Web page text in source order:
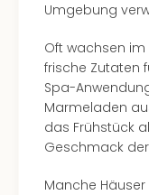
Umgebung
Oft wachsen
frische Zutaten
Spa-
Marmeladen
das Frühstück
Geschmack
Manche